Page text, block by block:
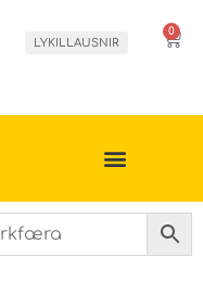
LYKILLAUSNIR
0